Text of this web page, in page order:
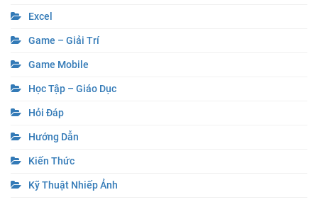
Excel
Game – Giải Trí
Game Mobile
Học Tập – Giáo Dục
Hỏi Đáp
Hướng Dẫn
Kiến Thức
Kỹ Thuật Nhiếp Ảnh